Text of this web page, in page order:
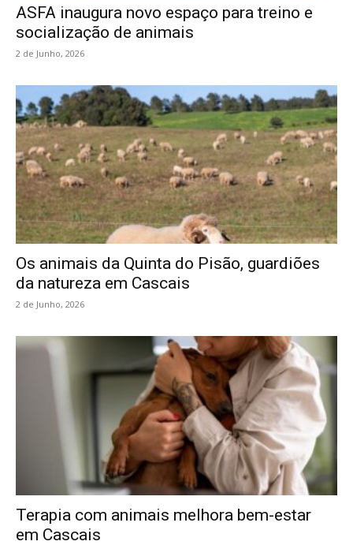
ASFA inaugura novo espaço para treino e
socialização de animais
2 de Junho, 2026
Os animais da Quinta do Pisão, guardiões
da natureza em Cascais
2 de Junho, 2026
Terapia com animais melhora bem-estar
em Cascais